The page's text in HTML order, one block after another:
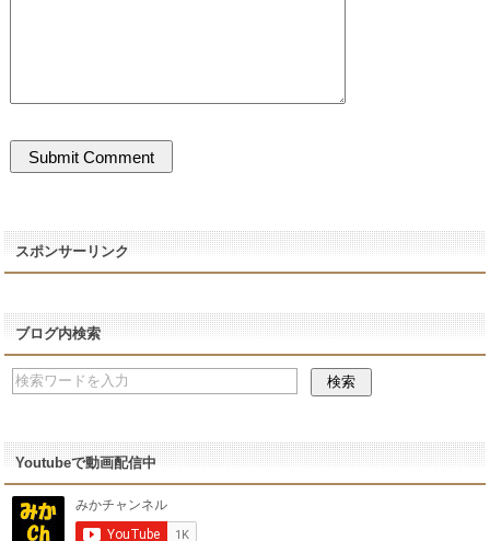
スポンサーリンク
ブログ内検索
Youtubeで動画配信中